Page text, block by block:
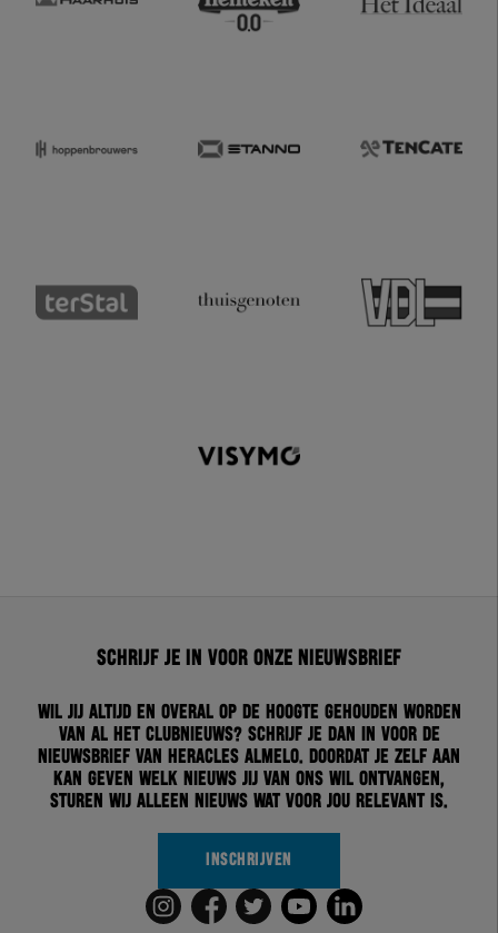
Schrijf je in voor onze nieuwsbrief
Wil jij altijd en overal op de hoogte gehouden worden
van al het clubnieuws? Schrijf je dan in voor de
nieuwsbrief van Heracles Almelo. Doordat je zelf aan
kan geven welk nieuws jij van ons wil ontvangen,
sturen wij alleen nieuws wat voor jou relevant is.
INSCHRIJVEN